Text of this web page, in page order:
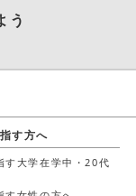
う
す方へ
す大学在学中・20代